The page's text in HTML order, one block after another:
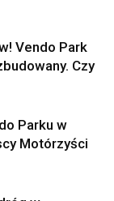
Vendo Park
Czy
Parku w
Motórzyści